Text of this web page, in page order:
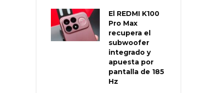
El REDMI K100
Pro Max
recupera el
subwoofer
integrado y
apuesta por
pantalla de 185
Hz